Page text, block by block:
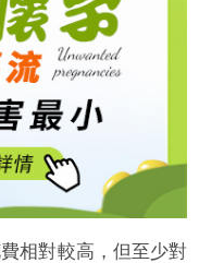
相對較高，但至少對